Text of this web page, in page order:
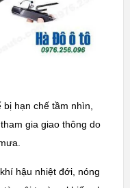
bị hạn chế tầm nhìn,
gia giao thông do
hậu nhiệt đới, nóng